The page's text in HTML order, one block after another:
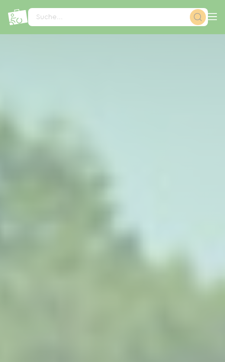
Suche...
Cookie-Einstellungen